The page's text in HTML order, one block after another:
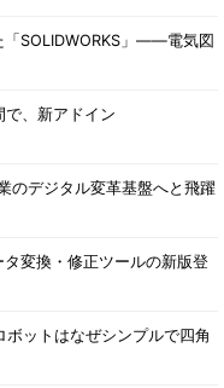
「SOLIDWORKS」――電気図
で、新アドイン
のデジタル変革基盤へと飛躍
変換・修正ツールの新版登
ットはなぜシンプルで四角